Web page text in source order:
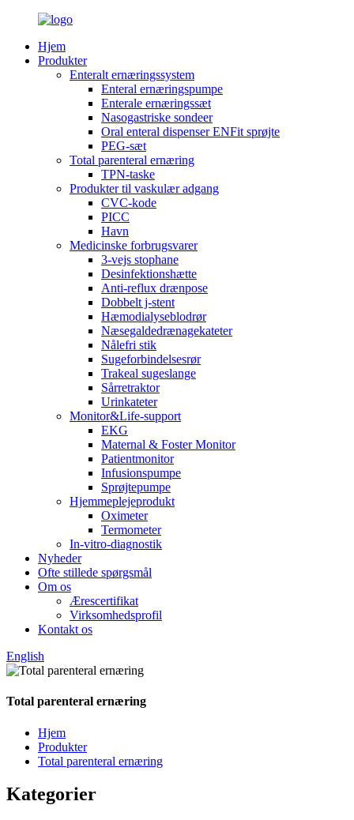
Hjem
Produkter
Enteralt ernæringssystem
Enteral ernæringspumpe
Enterale ernæringssæt
Nasogastriske sondeer
Oral enteral dispenser ENFit sprøjte
PEG-sæt
Total parenteral ernæring
TPN-taske
Produkter til vaskulær adgang
CVC-kode
PICC
Havn
Medicinske forbrugsvarer
3-vejs stophane
Desinfektionshætte
Anti-reflux drænpose
Dobbelt j-stent
Hæmodialyseblodrør
Næsegaldedrænagekateter
Nålefri stik
Sugeforbindelsesrør
Trakeal sugeslange
Sårretraktor
Urinkateter
Monitor&Life-support
EKG
Maternal & Foster Monitor
Patientmonitor
Infusionspumpe
Sprøjtepumpe
Hjemmeplejeprodukt
Oximeter
Termometer
In-vitro-diagnostik
Nyheder
Ofte stillede spørgsmål
Om os
Ærescertifikat
Virksomhedsprofil
Kontakt os
English
Total parenteral ernæring
Hjem
Produkter
Total parenteral ernæring
Kategorier